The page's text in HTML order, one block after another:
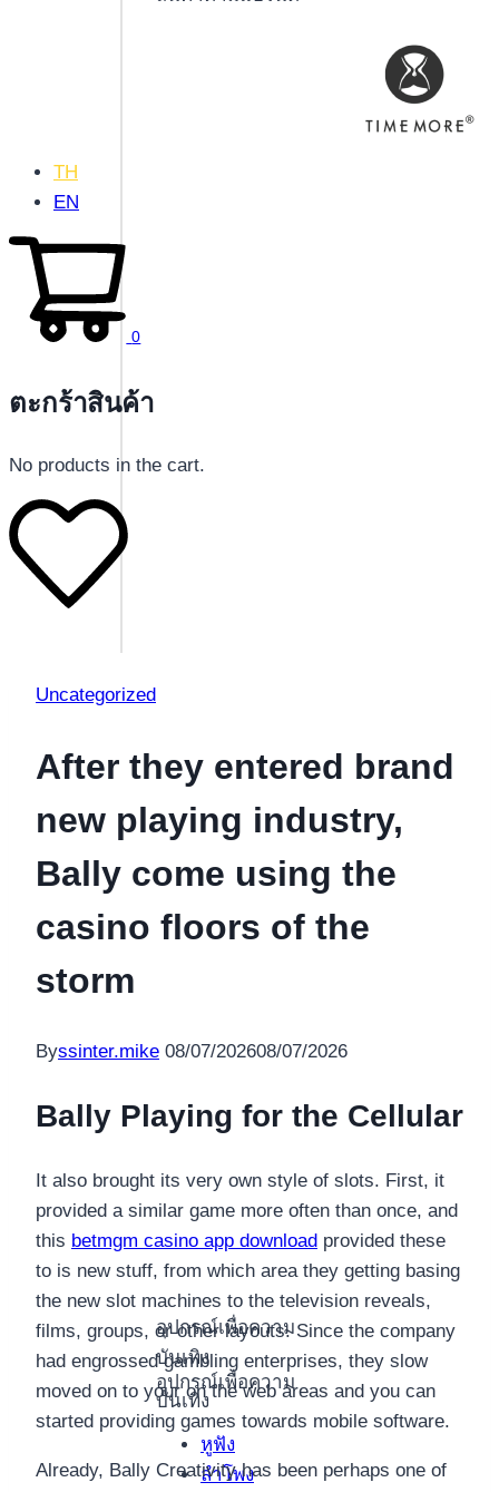
อุปกรณ์เพื่อความ
บันเทิง
อุปกรณ์เพื่อความ
บันเทิง
หูฟัง
ลำโพง
TH
EN
0
ตะกร้าสินค้า
No products in the cart.
Uncategorized
After they entered brand
new playing industry,
Bally come using the
casino floors of the
storm
Byssinter.mike 08/07/202608/07/2026
Bally Playing for the Cellular
It also brought its very own style of slots. First, it
provided a similar game more often than once, and
this betmgm casino app download provided these
to is new stuff, from which area they getting basing
the new slot machines to the television reveals,
films, groups, or other layouts. Since the company
had engrossed gambling enterprises, they slow
moved on to your on the web areas and you can
started providing games towards mobile software.
Already, Bally Creativity has been perhaps one of